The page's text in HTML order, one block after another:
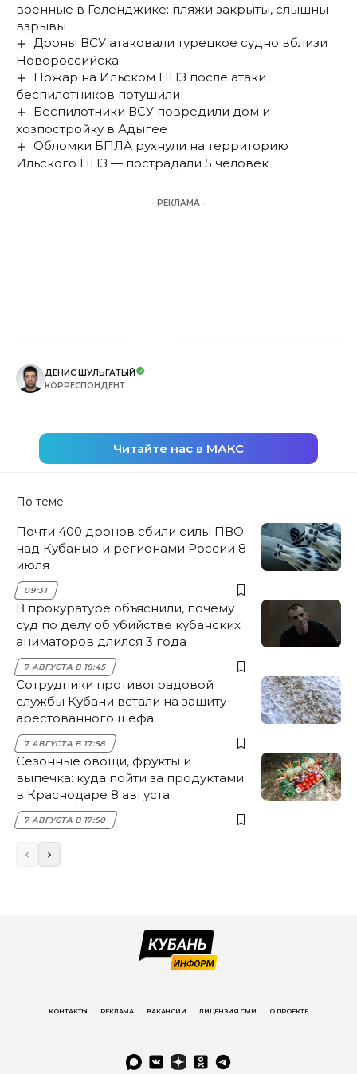
военные в Геленджике: пляжи закрыты, слышны
взрывы
Дроны ВСУ атаковали турецкое судно вблизи
Новороссийска
Пожар на Ильском НПЗ после атаки
беспилотников потушили
Беспилотники ВСУ повредили дом и
хозпостройку в Адыгее
Обломки БПЛА рухнули на территорию
Ильского НПЗ — пострадали 5 человек
- РЕКЛАМА -
ДЕНИС ШУЛЬГАТЫЙ
КОРРЕСПОНДЕНТ
Читайте нас в МАКС
По теме
Почти 400 дронов сбили силы ПВО
над Кубанью и регионами России 8
июля
09:31
В прокуратуре объяснили, почему
суд по делу об убийстве кубанских
аниматоров длился 3 года
7 АВГУСТА В 18:45
Сотрудники противоградовой
службы Кубани встали на защиту
арестованного шефа
7 АВГУСТА В 17:58
Сезонные овощи, фрукты и
выпечка: куда пойти за продуктами
в Краснодаре 8 августа
7 АВГУСТА В 17:50
КОНТАКТЫ РЕКЛАМА ВАКАНСИИ ЛИЦЕНЗИЯ СМИ О ПРОЕКТЕ